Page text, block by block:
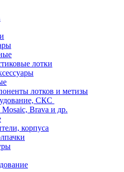
лотки
лотков и метизы
СКС
Brava и др.
корпуса